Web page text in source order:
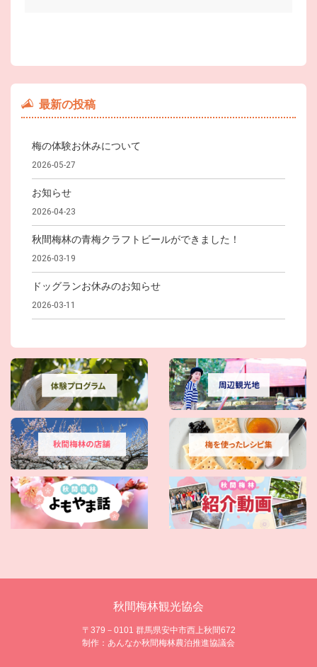
最新の投稿
梅の体験お休みについて
2026-05-27
お知らせ
2026-04-23
秋間梅林の青梅クラフトビールができました！
2026-03-19
ドッグランお休みのお知らせ
2026-03-11
秋間梅林観光協会
〒379－0101 群馬県安中市西上秋間672
制作：あんなか秋間梅林農泊推進協議会